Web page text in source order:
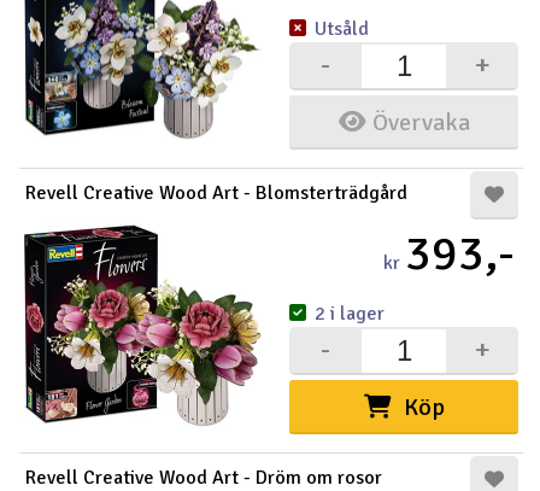
Övervaka
+
-
Utsåld
Revell Creative Wood Art - Blomsterträdgård
kr 393,-
Köp
+
-
2 i lager
Revell Creative Wood Art - Dröm om rosor